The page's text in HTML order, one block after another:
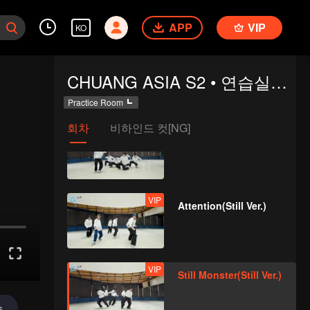
KO APP VIP
CHUANG ASIA S2 • 연습실에 오신 걸 환영해요
Practice Room
회차 비하인드 컷[NG]
VIP Hard To Say(Still Ver.)
VIP Attention(Still Ver.)
VIP Still Monster(Still Ver.)